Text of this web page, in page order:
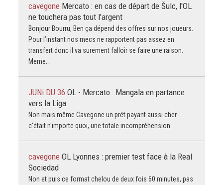
cavegone Mercato : en cas de départ de Šulc, l'OL
ne touchera pas tout l'argent
Bonjour Bourru, Ben ça dépend des offres sur nos joueurs.
Pour l’instant nos mecs ne rapportent pas assez en
transfert donc il va surement falloir se faire une raison.
Meme…
JUNi DU 36 OL - Mercato : Mangala en partance
vers la Liga
Non mais même Cavegone un prêt payant aussi cher
c'était n'importe quoi, une totale incompréhension.
cavegone OL Lyonnes : premier test face à la Real
Sociedad
Non et puis ce format chelou de deux fois 60 minutes, pas